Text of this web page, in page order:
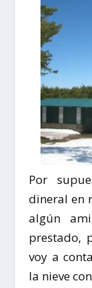
Por
dineral en
algún
prestado,
voy a
la nieve